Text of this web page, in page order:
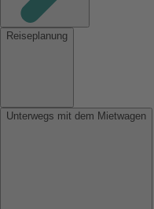
Reiseplanung
Unterwegs mit dem Mietwagen